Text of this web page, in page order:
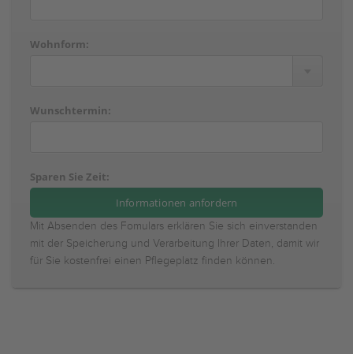
Wohnform:
Wunschtermin:
Sparen Sie Zeit:
Mit Absenden des Fomulars erklären Sie sich einverstanden
mit der Speicherung und Verarbeitung Ihrer Daten, damit wir
für Sie kostenfrei einen Pflegeplatz finden können.